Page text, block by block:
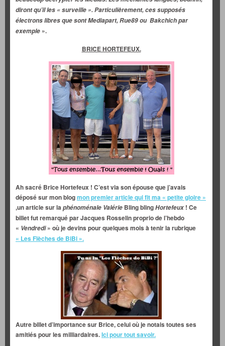
diront qu’il les « surveille ». Particulièrement, ces supposés
électrons libres que sont Mediapart, Rue89 ou Bakchich par
exemple ».
BRICE HORTEFEUX.
Ah sacré Brice Hortefeux ! C’est via son épouse que j’avais
déposé sur mon blogmon premier article qui fit ma « petite gloire »
,un article sur laphénoménale Valérie Bling blingHortefeux ! Ce
billet fut remarqué par Jacques Rosselin proprio de l’hebdo
« Vendredi» où je devins pour quelques mois à tenir la rubrique
« Les Flèches de BiBi ».
Autre billet d’importance sur Brice, celui où je notais toutes ses
amitiés pour les milliardaires.Ici pour tout savoir.